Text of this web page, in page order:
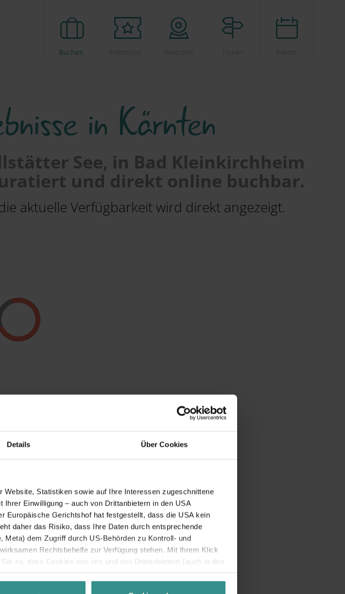
Details Über Cookies
Statistiken sowie auf Ihre Interessen zugeschnittene
Einwilligung – auch von Drittanbietern in den USA
Europäische Gerichtshof hat festgestellt, dass die USA kein
daher das Risiko, dass Ihre Daten durch entsprechende
Meta) dem Zugriff durch US-Behörden zu Kontroll- und
Rechtsbehelfe zur Verfügung stehen. Mit Ihrem Klick
zu, dass Cookies von uns und von Drittanbietern (auch in den
Buchen
in Kärnten
See, in Bad Kleinkirchheim
und direkt online buchbar.
aktuelle Verfügbarkeit wird direkt angezeigt.